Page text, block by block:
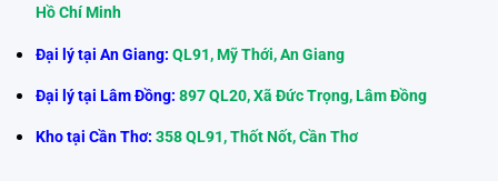
Hồ Chí Minh
Đại lý tại An Giang: QL91, Mỹ Thới, An Giang
Đại lý tại Lâm Đồng:897 QL20, Xã Đức Trọng, Lâm Đồng
Kho tại Cần Thơ: 358 QL91, Thốt Nốt, Cần Thơ